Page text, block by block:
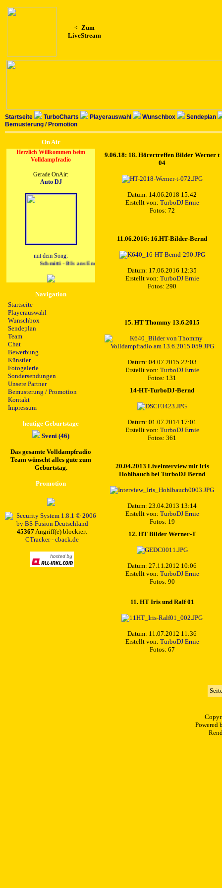
<- Zum
LiveStream
Startseite TurboCharts Playerauswahl Wunschbox
Sendeplan
Bemusterung / Promotion
On Air
Herzlich Willkommen beim
Volldampfradio
Gerade OnAir:
Auto DJ
mit dem Song:
Schmitti - BIs ans Ende dieser Welt
Navigation
Startseite
Playerauswahl
Wunschbox
Sendeplan
Team
Chat
Bewerbung
Künstler
Fotogalerie
Sondersendungen
Unsere Partner
Bemusterung / Promotion
Kontakt
Impressum
heutige Geburtstage
Sveni (46)
Das gesamte Volldampfradio
Team wünscht alles gute zum
Geburtstag.
Promotion
45367Angriff(e) blockiert
CTracker - cback.de
9.06.18: 18. Hörertreffen Bilder Werner t
04
Datum: 14.06.2018 15:42
Erstellt von: TurboDJ Ernie
Fotos: 72
11.06.2016: 16.HT-Bilder-Bernd
Datum: 17.06.2016 12:35
Erstellt von: TurboDJ Ernie
Fotos: 290
15. HT Thommy 13.6.2015
Datum: 04.07.2015 22:03
Erstellt von: TurboDJ Ernie
Fotos: 131
14-HT-TurboDJ-Bernd
Datum: 01.07.2014 17:01
Erstellt von: TurboDJ Ernie
Fotos: 361
20.04.2013 Liveinterview mit Iris
Hohlbauch bei TurboDJ Bernd
Datum: 23.04.2013 13:14
Erstellt von: TurboDJ Ernie
Fotos: 19
12. HT Bilder Werner-T
Datum: 27.11.2012 10:06
Erstellt von: TurboDJ Ernie
Fotos: 90
11. HT Iris und Ralf 01
Datum: 11.07.2012 11:36
Erstellt von: TurboDJ Ernie
Fotos: 67
Powered